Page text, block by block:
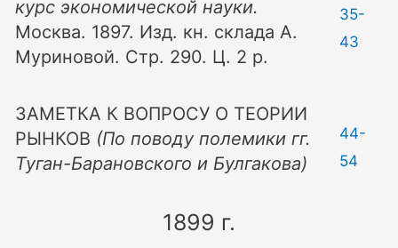
курс экономической науки.
Москва. 1897. Изд. кн. склада А.
Муриновой. Стр. 290. Ц. 2 р.
35-
43
ЗАМЕТКА К ВОПРОСУ О ТЕОРИИ
РЫНКОВ (По поводу полемики гг.
Туган-Барановского и Булгакова)
44-
54
1899 г.